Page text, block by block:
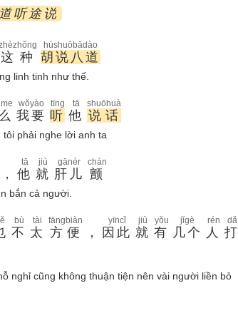
道听途说
这种 胡说八道
húshuōbādào
linh tinh như thế.
我要
wǒyào
听
tīng
他
tā
说话
shuōhuà
phải nghe lời anh ta
， 他
tā
就
jiù
肝儿
gānér
颤
chàn
bắn cả người.
不
bù
太
tài
方便
fāngbiàn
， 因此
yīncǐ
就
jiù
有
yǒu
几个
jǐgè
人
rén
打
dǎ
nghỉ cũng không thuận tiện nên vài người liền bỏ